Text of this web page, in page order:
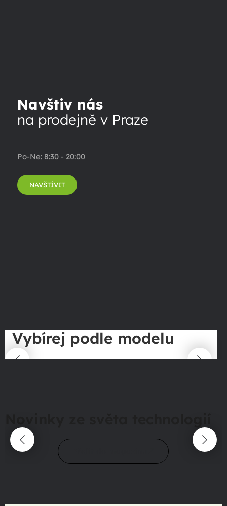
Navštiv nás
na prodejně v Praze
Po-Ne: 8:30 - 20:00
NAVŠTÍVIT
Vybírej podle modelu